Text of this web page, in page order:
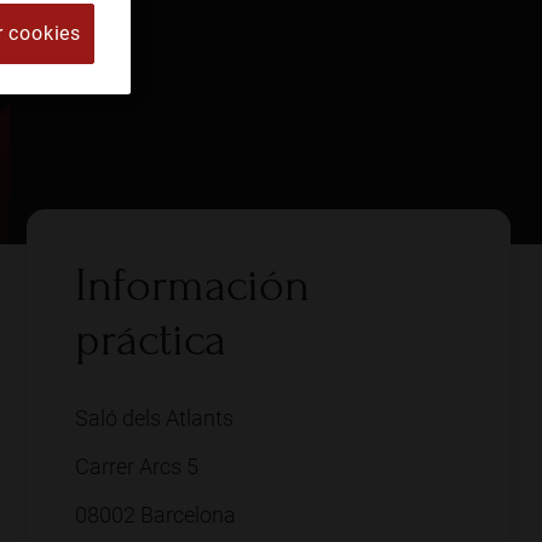
Información
práctica
Saló dels Atlants
Carrer Arcs 5
08002 Barcelona
cookies